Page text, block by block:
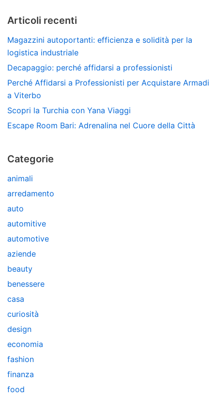
Articoli recenti
Magazzini autoportanti: efficienza e solidità per la
logistica industriale
Decapaggio: perché affidarsi a professionisti
Perché Affidarsi a Professionisti per Acquistare Armadi
a Viterbo
Scopri la Turchia con Yana Viaggi
Escape Room Bari: Adrenalina nel Cuore della Città
Categorie
animali
arredamento
auto
automitive
automotive
aziende
beauty
benessere
casa
curiosità
design
economia
fashion
finanza
food